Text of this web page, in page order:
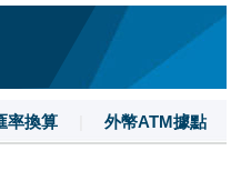
率換算 外幣ATM據點